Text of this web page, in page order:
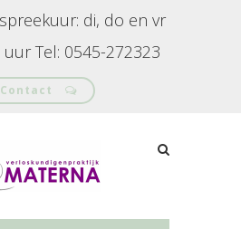
di, do en vr
uur Tel: 0545-272323
Contact